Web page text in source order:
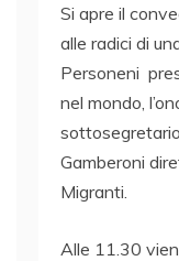
Si apre il
alle radici di
Personeni
nel mondo,
Gamberoni
Migranti.
Alle 11.30